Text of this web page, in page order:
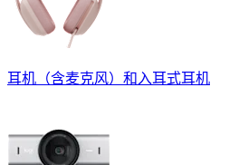
耳机（含麦克风）和入耳式耳机